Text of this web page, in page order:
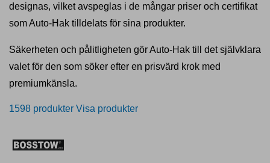
designas, vilket avspeglas i de mångar priser och certifikat
som Auto-Hak tilldelats för sina produkter.
Säkerheten och pålitligheten gör Auto-Hak till det självklara
valet för den som söker efter en prisvärd krok med
premiumkänsla.
1598 produkter Visa produkter